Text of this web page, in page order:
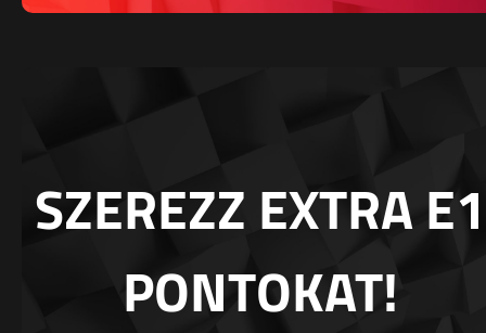
SZEREZZ EXTRA E1
PONTOKAT!